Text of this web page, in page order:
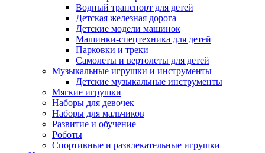
Водный транспорт для детей
Детская железная дорога
Детские модели машинок
Машинки-спецтехника для детей
Парковки и треки
Самолеты и вертолеты для детей
Музыкальные игрушки и инструменты
Детские музыкальные инструменты
Мягкие игрушки
Наборы для девочек
Наборы для мальчиков
Развитие и обучение
Роботы
Спортивные и развлекательные игрушки